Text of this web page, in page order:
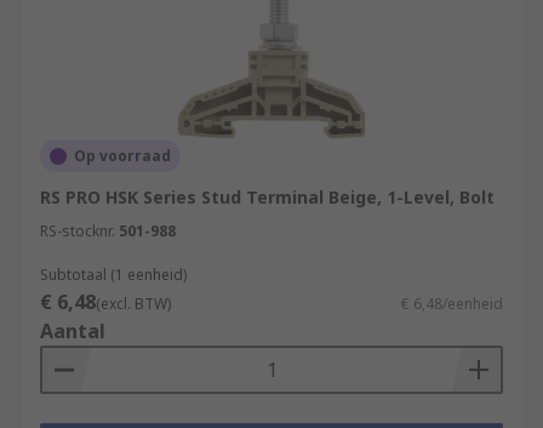
Op voorraad
RS PRO HSK Series Stud Terminal Beige, 1-Level, Bolt
RS-stocknr. 501-988
Subtotaal (1 eenheid)
€ 6,48(excl. BTW) € 6,48/eenheid
Aantal